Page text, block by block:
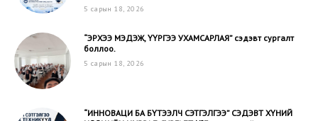
5 сарын 18, 2026
“ЭРХЭЭ МЭДЭЖ, ҮҮРГЭЭ УХАМСАРЛАЯ” сэдэвт сургалт
боллоо.
5 сарын 18, 2026
“ИННОВАЦИ БА БҮТЭЭЛЧ СЭТГЭЛГЭЭ” CЭДЭВТ ХҮНИЙ